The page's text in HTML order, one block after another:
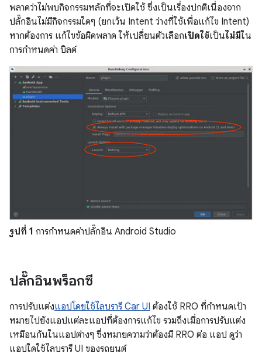
พลาดว่าไม่พบกิจกรรมหลักที่จะเปิดใช้ ซึ่งเป็นเรื่องปกติเนื่องจาก
ปลั๊กอินไม่มีกิจกรรมใดๆ (ยกเว้น Intent ว่างที่ใช้เพื่อแก้ไข Intent)
หากต้องการ แก้ไขข้อผิดพลาด ให้เปลี่ยนตัวเลือกเปิดใช้เป็นไม่มีใน
การกำหนดค่า บิลด์
รูปที่ 1 การกำหนดค่าปลั๊กอิน Android Studio
ปลั๊กอินพร็อกซี
การปรับแต่งแอปโดยใช้ไลบรารี Car UI ต้องใช้ RRO ที่กำหนดเป้า
หมายไปยังแอปแต่ละแอปที่ต้องการแก้ไข รวมถึงเมื่อการปรับแต่ง
เหมือนกันในแอปต่างๆ ซึ่งหมายความว่าต้องมี RRO ต่อ แอป ดูว่า
แอปใดใช้ไลบรารี UI ของรถยนต์